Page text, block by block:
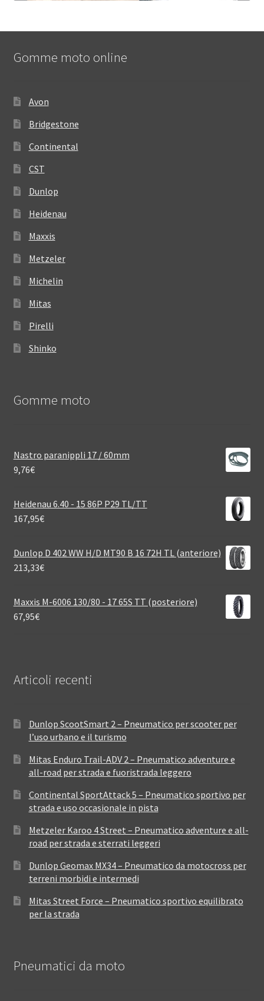
Gomme moto online
Avon
Bridgestone
Continental
CST
Dunlop
Heidenau
Maxxis
Metzeler
Michelin
Mitas
Pirelli
Shinko
Gomme moto
Nastro paranippli 17 / 60mm
9,76€
Heidenau 6.40 - 15 86P P29 TL/TT
167,95€
Dunlop D 402 WW H/D MT90 B 16 72H TL (anteriore)
213,33€
Maxxis M-6006 130/80 - 17 65S TT (posteriore)
67,95€
Articoli recenti
Dunlop ScootSmart 2 – Pneumatico per scooter per
l’uso urbano e il turismo
Mitas Enduro Trail-ADV 2 – Pneumatico adventure e
all-road per strada e fuoristrada leggero
Continental SportAttack 5 – Pneumatico sportivo per
strada e uso occasionale in pista
Metzeler Karoo 4 Street – Pneumatico adventure e all-
road per strada e sterrati leggeri
Dunlop Geomax MX34 – Pneumatico da motocross per
terreni morbidi e intermedi
Mitas Street Force – Pneumatico sportivo equilibrato
per la strada
Pneumatici da moto